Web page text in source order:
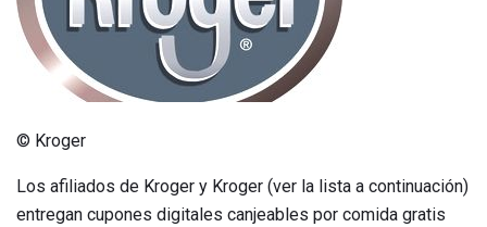
© Kroger
Los afiliados de Kroger y Kroger (ver la lista a continuación)
entregan cupones digitales canjeables por comida gratis